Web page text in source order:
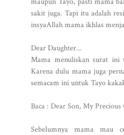
sakit juga. Tapi itu adalah
insyaAllah mama ikhlas
Dear Daughter...
Mama menuliskan surat ini
Karena dulu mama juga
semacam ini untuk Tayo
Baca : Dear Son, My Precious
Sebelumnya mama mau